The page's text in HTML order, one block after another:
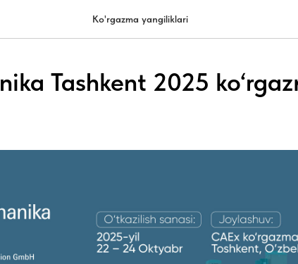
Ko'rgazma yangiliklari
Tashkent 2025